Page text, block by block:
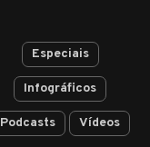
Especiais
Infográficos
Podcasts Vídeos